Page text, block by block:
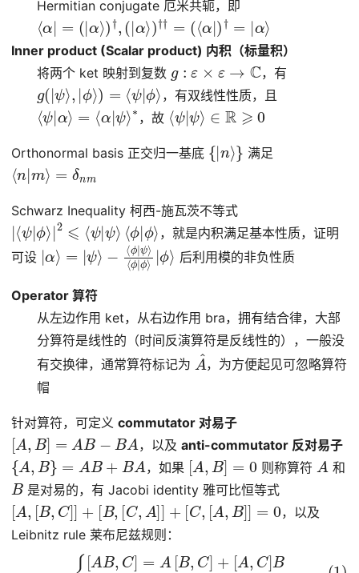
Hermitian conjugate 厄米共轭，即
⟨ | α )†,(|α⟩ ) †† α| †= ⟩
Inner product (Scalar product) 内积（标量积）
将两个 ket 映射到复数
× ，有
(| ψ ,| ϕ ⟩ ψ | ϕ⟩ ，有双线性性质，且
⟨ ψ| α⟩ = ⟨α ψ ⟩∗ ，故 ⟨ ψ| ψ ∈R ⩾
Orthonormal basis 正交归一基底 {|n ⟩ } 满足
⟨ | ⟩ n
Schwarz Inequality 柯西-施瓦茨不等式
| ⟨ ψ| ϕ ⟩|2 ⩽ ψ| ψ⟩ ⟨ϕ |
ϕ ⟩
，就是内积满足基本性质，证明
可设 |α⟩ ψ⟩− ⟨ ϕ |ψ⟩⟨ϕ |
ϕ ⟩ 后利用模的非负性质
Operator 算符
从左边作用 ket，从右边作用 bra，拥有结合律，大部
分算符是线性的（时间反演算符是反线性的），一般没
有交换律，通常算符标记为
A^，为方便起见可忽略算符
帽
针对算符，可定义 commutator 对易子
[ A B]=A −BA ，以及anti-commutator 反对易子
{A, B}= + BA ，如果 [ A B]= 则称算符 A 和
B是对易的，有 Jacobi identity 雅可比恒等式
[ A, [B,C]]+ B,[C, A +[ [A, B ]= 0
，以及
Leibnitz rule 莱布尼兹规则：
]=A[B ,C] +[ A, C]B[A ,B C]=B[A,